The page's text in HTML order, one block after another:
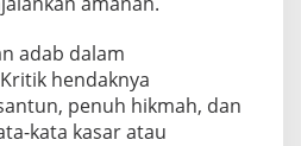
adab dalam
hendaknya
penuh hikmah, dan
kata kasar atau